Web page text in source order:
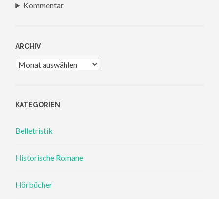
Kommentar
ARCHIV
Archiv
KATEGORIEN
Belletristik
Historische Romane
Hörbücher